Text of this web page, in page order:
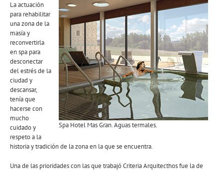
Spa Hotel Mas Gran. Aguas termales.
La actuación
para rehabilitar
una zona de la
masía y
reconvertirla
en spa para
desconectar
del estrés de la
ciudad y
descansar,
tenía que
hacerse con
mucho
cuidado y
respeto a la
historia y tradición de la zona en la que se encuentra.
Una de las prioridades con las que trabajó Criteria Arquitecthos fue la de